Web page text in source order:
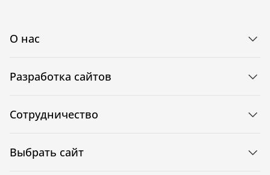
О нас
Разработка сайтов
Сотрудничество
Выбрать сайт